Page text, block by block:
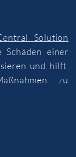
Solution
einer
und hilft
zu